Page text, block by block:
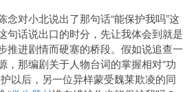
念对小北说出了那句话“能保护我吗”这
句话说出口的时分，先让我体会到就是
推进剧情而硬塞的桥段。假如说追查一
，那编剧关于人物台词的掌握相对“功
以后，另一位异样蒙受魏莱欺凌的同